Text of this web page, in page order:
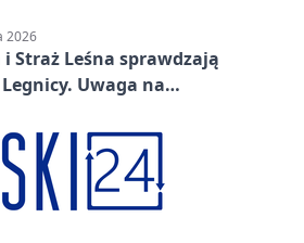
2026
i Straż Leśna sprawdzają
Uwaga na